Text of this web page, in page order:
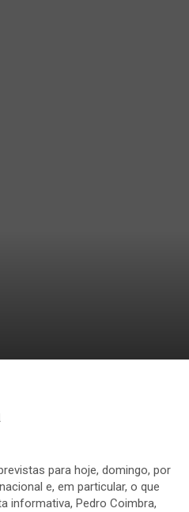
para hoje, domingo, por
e, em particular, o que
informativa, Pedro Coimbra,